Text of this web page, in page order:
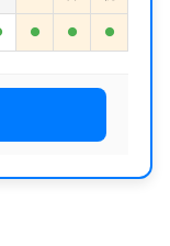
● ● ●